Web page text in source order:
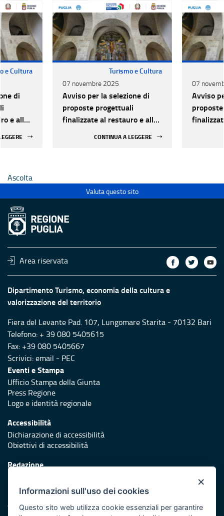
e Cultura
di
e alla
Turismo e Cultura
07 novembre 2025
Avviso per la selezione di
proposte progettuali
finalizzate al restauro e alla
CONTINUA A LEGGERE
07
Avviso
Ascolta
Valuta questo sito
Area riservata
Dipartimento Turismo, economia della cultura e
valorizzazione del territorio
Fiera del Levante Pad. 107, Lungomare Starita - 70132 Bari
Telefono: + 39 080 5405615
Fax: +39 080 5405667
Scrivici:email - PEC
Eventi e Stampa
Ufficio Stampa della Giunta
Press Regione
Logo e identità regionale
Accessibilità
Dichiarazione di accessibilità
Obiettivi di accessibilità
Redazione
Protezione civile
Vai al sito di Protezione Civile Puglia
×
Informazioni sull'uso dei cookies
Questo sito web utilizza cookie essenziali per garantire